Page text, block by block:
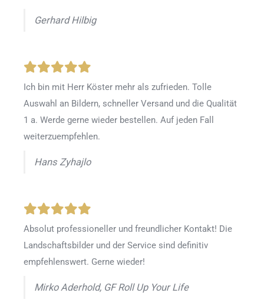
Gerhard Hilbig
Ich bin mit Herr Köster mehr als zufrieden. Tolle
Auswahl an Bildern, schneller Versand und die Qualität
1 a. Werde gerne wieder bestellen. Auf jeden Fall
weiterzuempfehlen.
Hans Zyhajlo
Absolut professioneller und freundlicher Kontakt! Die
Landschaftsbilder und der Service sind definitiv
empfehlenswert. Gerne wieder!
Mirko Aderhold, GF Roll Up Your Life